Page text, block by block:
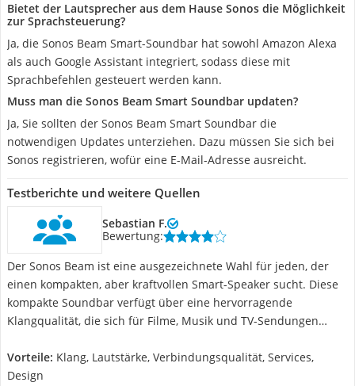
Bietet der Lautsprecher aus dem Hause Sonos die Möglichkeit
zur Sprachsteuerung?
Ja, die Sonos Beam Smart-Soundbar hat sowohl Amazon Alexa
als auch Google Assistant integriert, sodass diese mit
Sprachbefehlen gesteuert werden kann.
Muss man die Sonos Beam Smart Soundbar updaten?
Ja, Sie sollten der Sonos Beam Smart Soundbar die
notwendigen Updates unterziehen. Dazu müssen Sie sich bei
Sonos registrieren, wofür eine E-Mail-Adresse ausreicht.
Testberichte und weitere Quellen
Sebastian F.
Bewertung:
Der Sonos Beam ist eine ausgezeichnete Wahl für jeden, der
einen kompakten, aber kraftvollen Smart-Speaker sucht. Diese
kompakte Soundbar verfügt über eine hervorragende
Klangqualität, die sich für Filme, Musik und TV-Sendungen
er überwältigend wird, und die Mitten und Höhen sind klar und
ausgewogen. Ein weiteres großartiges Merkmal des Sonos
Vorteile: Klang, Lautstärke, Verbindungsqualität, Services,
Design